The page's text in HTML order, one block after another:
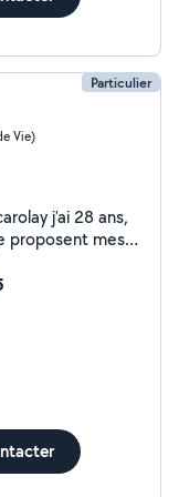
Particulier
Vie)
ans,
proposent mes